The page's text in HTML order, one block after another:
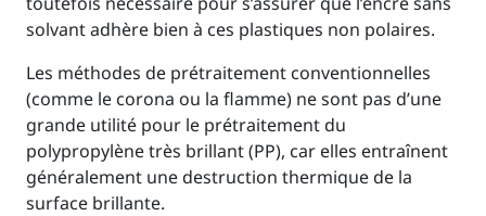
solvant adhère bien à ces plastiques non polaires.
Les méthodes de prétraitement conventionnelles
(comme le corona ou la flamme) ne sont pas d’une
grande utilité pour le prétraitement du
polypropylène très brillant (PP), car elles entraînent
généralement une destruction thermique de la
surface brillante.